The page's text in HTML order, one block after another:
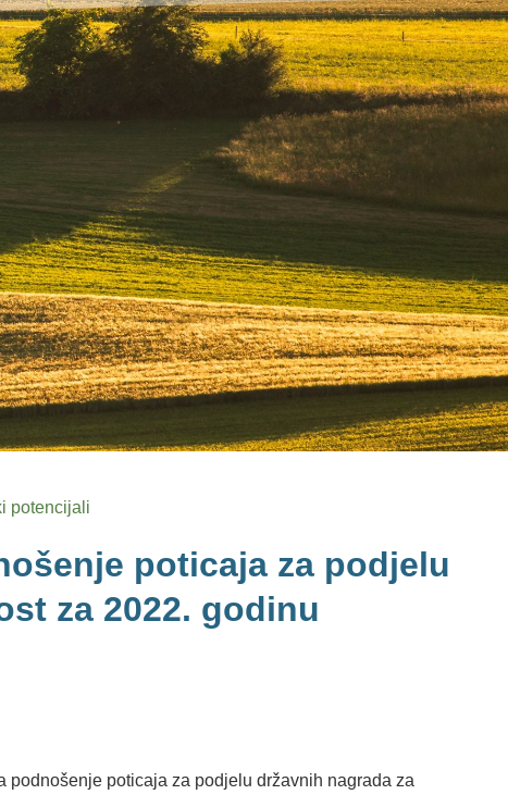
potencijali
poticaja za podjelu
za 2022. godinu
poticaja za podjelu državnih nagrada za